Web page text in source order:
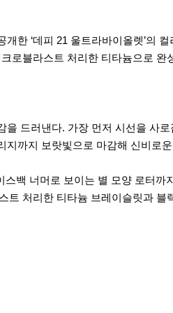
개한 ‘데피 21 울트라바이올렛’
로블라스트 처리한 티타늄으로
드러낸다. 가장 먼저 시선을 사
까지 보랏빛으로 마감해 신비로
백 너머로 보이는 별 모양 로터
처리한 티타늄 브레이슬릿과